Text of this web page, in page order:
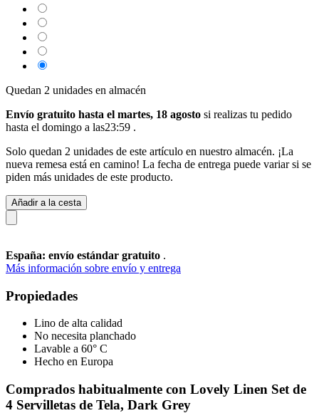
Quedan 2 unidades en almacén
Envío gratuito hasta el martes, 18 agosto si realizas tu pedido
hasta el domingo a las23:59 .
Solo quedan 2 unidades de este artículo en nuestro almacén. ¡La
nueva remesa está en camino! La fecha de entrega puede variar si se
piden más unidades de este producto.
Añadir a la cesta
España: envío estándar gratuito .
Más información sobre envío y entrega
Propiedades
Lino de alta calidad
No necesita planchado
Lavable a 60° C
Hecho en Europa
Comprados habitualmente con Lovely Linen Set de
4 Servilletas de Tela, Dark Grey